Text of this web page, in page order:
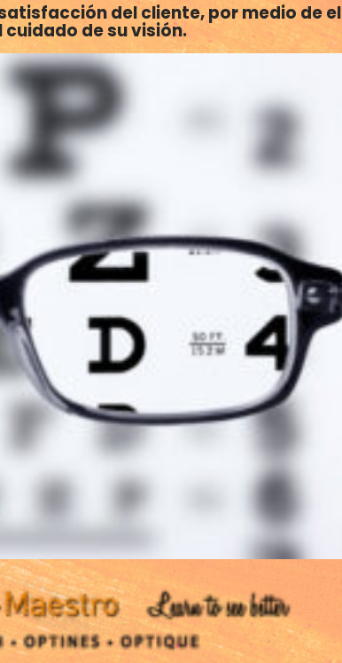
del cliente, por medio de el
de su visión.